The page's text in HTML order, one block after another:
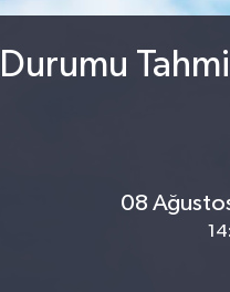
GRAM
BİST100
13.779
-
08